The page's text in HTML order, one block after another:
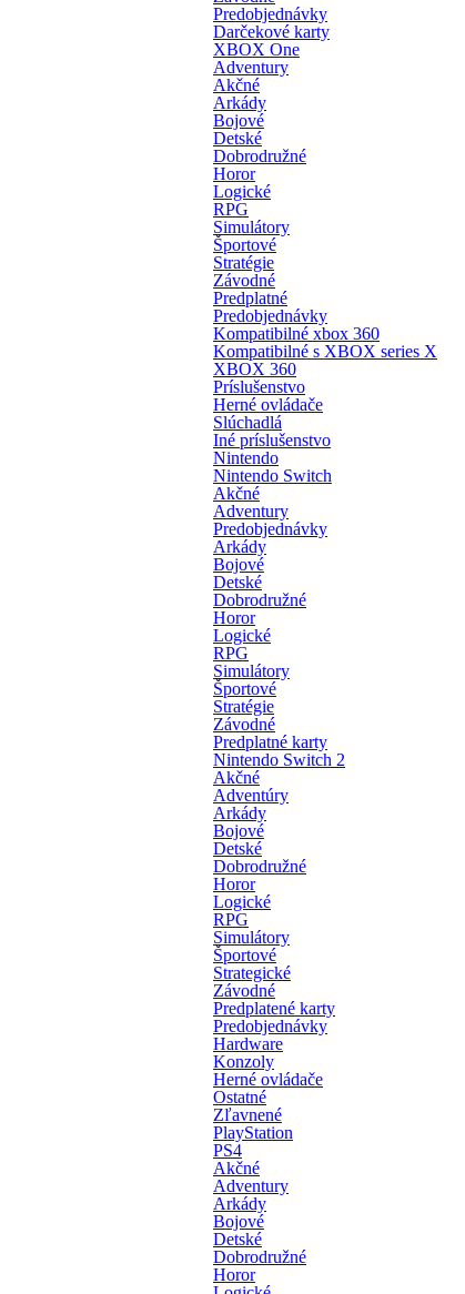
Predobjednávky
Darčekové karty
XBOX One
Adventury
Akčné
Arkády
Bojové
Detské
Dobrodružné
Horor
Logické
RPG
Simulátory
Športové
Stratégie
Závodné
Predplatné
Predobjednávky
Kompatibilné xbox 360
Kompatibilné s XBOX series X
XBOX 360
Príslušenstvo
Herné ovládače
Slúchadlá
Iné príslušenstvo
Nintendo
Nintendo Switch
Akčné
Adventury
Predobjednávky
Arkády
Bojové
Detské
Dobrodružné
Horor
Logické
RPG
Simulátory
Športové
Stratégie
Závodné
Predplatné karty
Nintendo Switch 2
Akčné
Adventúry
Arkády
Bojové
Detské
Dobrodružné
Horor
Logické
RPG
Simulátory
Športové
Strategické
Závodné
Predplatené karty
Predobjednávky
Hardware
Konzoly
Herné ovládače
Ostatné
Zľavnené
PlayStation
PS4
Akčné
Adventury
Arkády
Bojové
Detské
Dobrodružné
Horor